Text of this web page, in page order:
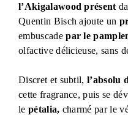
l’Akigalawood présent
Quentin Bisch ajoute un
embuscadepar le
olfactive délicieuse, sans
Discret et subtil,l’absolu
cette fragrance, puis se
le pétalia, charmé par le